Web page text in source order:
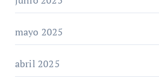
mayo 2025
abril 2025